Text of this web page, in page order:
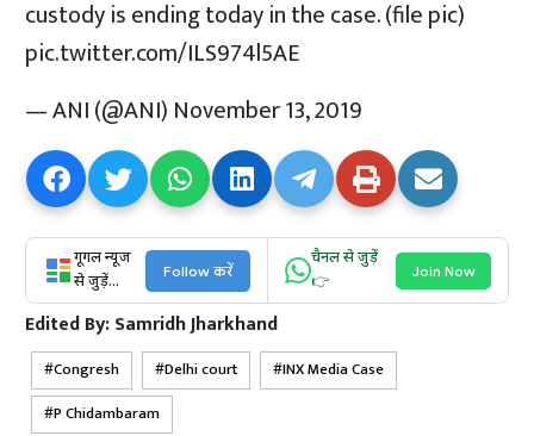
custody is ending today in the case. (file pic)
pic.twitter.com/ILS974l5AE
— ANI (@ANI) November 13, 2019
गूगल न्यूज
से जुड़ें...
Follow करें
चैनल से जुड़ें
👉
Join Now
Edited By:Samridh Jharkhand
Congresh Delhi court
INX Media Case
P Chidambaram